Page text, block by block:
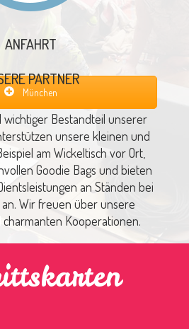
ANFAHRT
München
PARTNER
wichtiger Bestandteil unserer
unsere kleinen und
am Wickeltisch vor Ort,
Goodie Bags und bieten
an Ständen bei
Wir freuen über unsere
Kooperationen.